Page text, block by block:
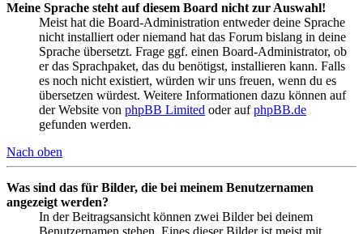
Meine Sprache steht auf diesem Board nicht zur Auswahl!
Meist hat die Board-Administration entweder deine Sprache
nicht installiert oder niemand hat das Forum bislang in deine
Sprache übersetzt. Frage ggf. einen Board-Administrator, ob
er das Sprachpaket, das du benötigst, installieren kann. Falls
es noch nicht existiert, würden wir uns freuen, wenn du es
übersetzen würdest. Weitere Informationen dazu können auf
der Website von phpBB Limited oder aufphpBB.de
gefunden werden.
Nach oben
Was sind das für Bilder, die bei meinem Benutzernamen
angezeigt werden?
In der Beitragsansicht können zwei Bilder bei deinem